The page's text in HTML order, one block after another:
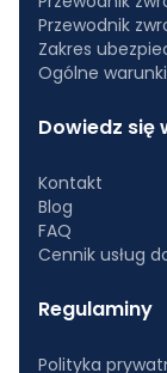
Przewodnik
Zakres
Ogólne
Dowiedz się
Kontakt
Blog
FAQ
Cennik usług
Regulaminy
Polityka